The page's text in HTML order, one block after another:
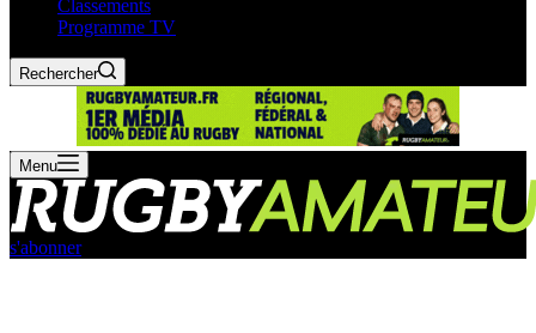
Classements
Programme TV
Rechercher
Menu
s'abonner